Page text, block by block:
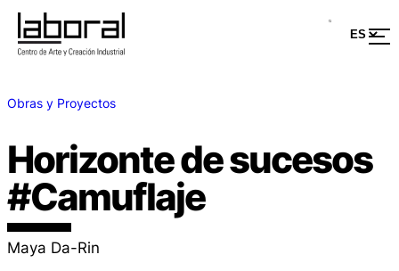
Obras y Proyectos
Horizonte de sucesos
#Camuflaje
Maya Da-Rin